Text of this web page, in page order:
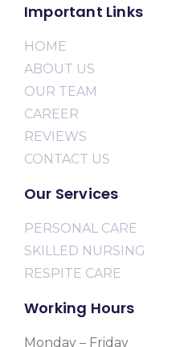
Important Links
HOME
ABOUT US
OUR TEAM
CAREER
REVIEWS
CONTACT US
Our Services
PERSONAL CARE
SKILLED NURSING
RESPITE CARE
Working Hours
Monday – Friday